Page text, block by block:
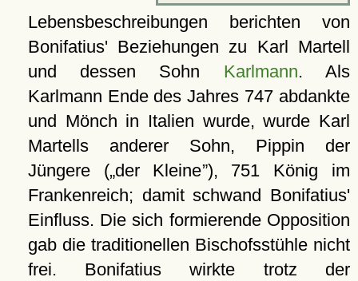
Lebensbeschreibungen berichten von
Bonifatius' Beziehungen zu Karl Martell
und dessen Sohn Karlmann. Als
Karlmann Ende des Jahres 747 abdankte
und Mönch in Italien wurde, wurde Karl
Martells anderer Sohn, Pippin der
Jüngere ( der Kleine ), 751 König im
Frankenreich; damit schwand Bonifatius'
Einfluss. Die sich formierende Opposition
gab die traditionellen Bischofsstühle nicht
frei. Bonifatius wirkte trotz der